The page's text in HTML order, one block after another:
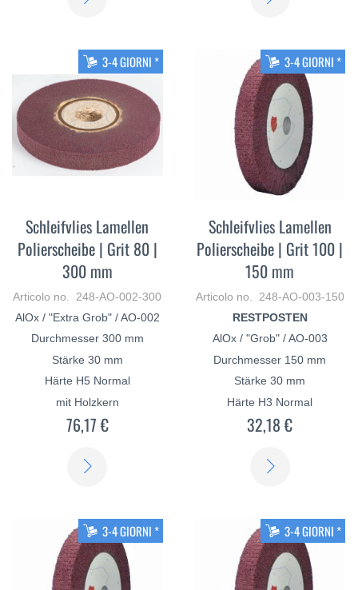
PIÙ PIÙ
3-4 GIORNI *
Schleifvlies Lamellen
Polierscheibe | Grit 80 |
300 mm
Articolo no. 248-AO-002-300
AlOx / "Extra Grob" / AO-002
Durchmesser 300 mm
Stärke 30 mm
Härte H5 Normal
mit Holzkern
76,17 €
PIÙ
3-4 GIORNI *
Schleifvlies Lamellen
Polierscheibe | Grit 100 |
150 mm
Articolo no. 248-AO-003-150
RESTPOSTEN
AlOx / "Grob" / AO-003
Durchmesser 150 mm
Stärke 30 mm
Härte H3 Normal
32,18 €
PIÙ
3-4 GIORNI * 3-4 GIORNI *